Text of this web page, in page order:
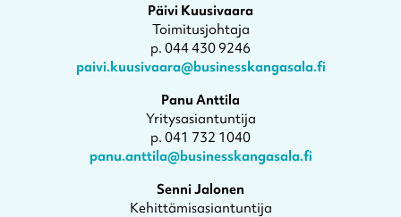
Päivi Kuusivaara
Toimitusjohtaja
p. 044 430 9246
paivi.kuusivaara@businesskangasala.fi
Panu Anttila
Yritysasiantuntija
p. 041 732 1040
panu.anttila@businesskangasala.fi
Senni Jalonen
Kehittämisasiantuntija